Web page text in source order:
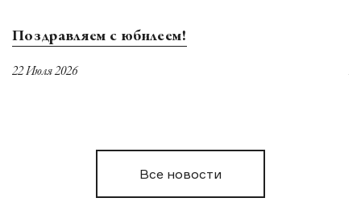
Поздравляем с юбилеем!
22 Июля 2026
Все новости